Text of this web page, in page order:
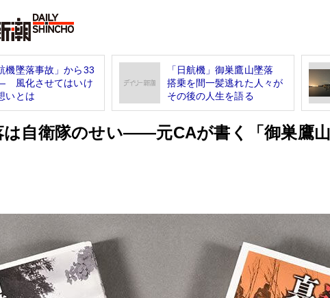
機墜落事故」から33
風化させてはいけ
いとは
「日航機」御巣鷹山墜落
搭乗を間一髪逃れた人々が
その後の人生を語る
は自衛隊のせい――元CAが書く「御巣鷹